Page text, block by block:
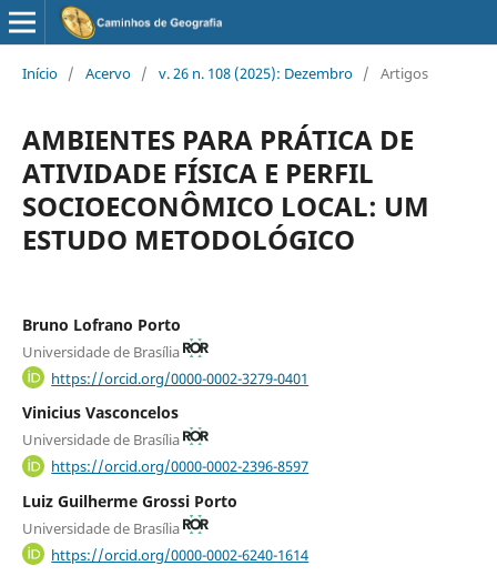
Início / Acervo / v. 26 n. 108 (2025): Dezembro / Artigos
AMBIENTES PARA PRÁTICA DE
ATIVIDADE FÍSICA E PERFIL
SOCIOECONÔMICO LOCAL: UM
ESTUDO METODOLÓGICO
Bruno Lofrano Porto
Universidade de Brasília
https://orcid.org/0000-0002-3279-0401
Vinicius Vasconcelos
Universidade de Brasília
https://orcid.org/0000-0002-2396-8597
Luiz Guilherme Grossi Porto
Universidade de Brasília
https://orcid.org/0000-0002-6240-1614